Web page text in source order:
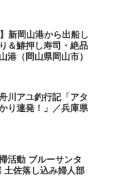
新岡山港から出船し
＆鰆押し寿司・絶品
港（岡山県岡山市）
川アユ釣行記「アタ
り連発！」／兵庫県
活動 ブルーサンタ
佐落し込み婦人部